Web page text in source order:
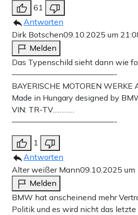
61
Antworten
Dirk Botschen09.10.2025 um
Melden
Das Typenschild sieht dann wie
—————————————-
BAYERISCHE MOTOREN WERKE
Made in Hungary designed by
VIN: TR-TV…………
—————————————-
1
Antworten
Alter weißer Mann09.10.2025 um
Melden
BMW hat anscheinend mehr
Politik und es wird nicht das letzte